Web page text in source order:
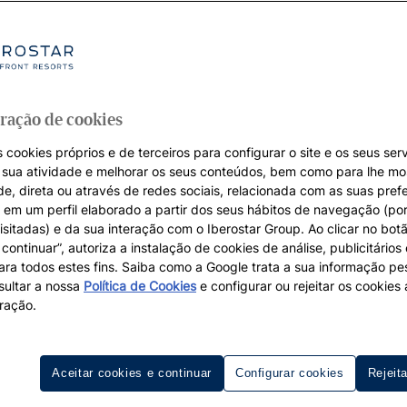
Tudo Incluído em
em desfrutar. Os nossos
que permitem ligar-se à essência da ilha. Praias
únicas criam o ambiente ideal para relaxar com total
de cookies
cookies próprios e de terceiros para configurar o site e os seus
atividade e melhorar os seus conteúdos, bem como para lhe
direta ou através de redes sociais, relacionada com as suas
em um perfil elaborado a partir dos seus hábitos de navegação
e da sua interação com o Iberostar Group. Ao clicar no
autoriza a instalação de cookies de análise, publicitários
todos estes fins. Saiba como a Google trata a sua informação
a nossa Política de Cookiese configurar ou rejeitar os cookies
Configurar cookies
Aceitar cookies e continuar